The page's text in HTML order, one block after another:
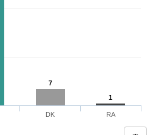
7
1
DK RA